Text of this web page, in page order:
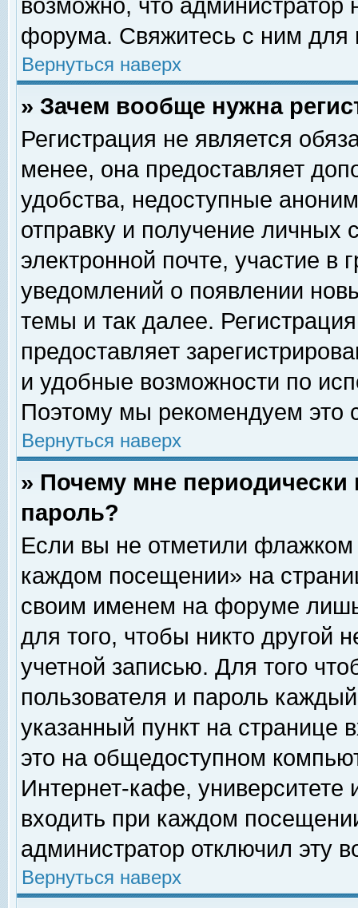
возможно, что
форума. Свяжитесь с ним для
Вернуться наверх
» Зачем вообще нужна
Регистрация не является
менее, она предоставляет
удобства, недоступные
отправку и получение личных
электронной почте, участие в
уведомлений о появлении
темы и так далее.
предоставляет
и удобные возможности по
Поэтому мы рекомендуем это
Вернуться наверх
» Почему мне
пароль?
Если вы не отметили флажком
каждом посещении» на
своим именем на форуме
для того, чтобы никто другой
учетной записью. Для того
пользователя и пароль
указанный пункт на
это на общедоступном
Интернет-кафе, университете
входить при каждом
администратор отключил эту
Вернуться наверх